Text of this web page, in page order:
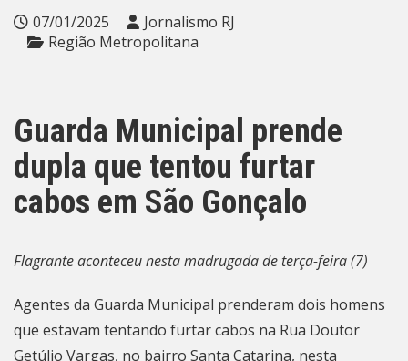
07/01/2025
Jornalismo RJ
Região Metropolitana
Guarda Municipal prende
dupla que tentou furtar
cabos em São Gonçalo
Flagrante aconteceu nesta madrugada de terça-feira (7)
Agentes da Guarda Municipal prenderam dois homens
que estavam tentando furtar cabos na Rua Doutor
Getúlio Vargas, no bairro Santa Catarina, nesta